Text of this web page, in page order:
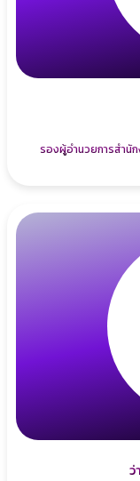
รองผู้อำนวยการสำนั
ว่